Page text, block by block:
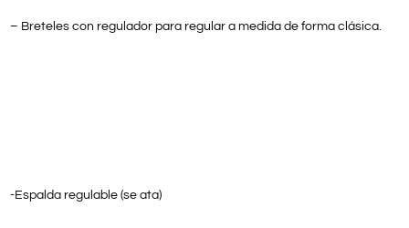
– Breteles con regulador para regular a medida de forma clásica.
-Espalda regulable (se ata)